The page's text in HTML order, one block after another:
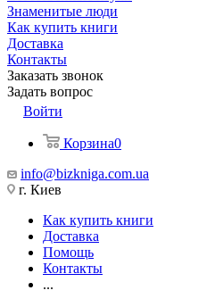
Знаменитые люди
Как купить книги
Доставка
Контакты
Заказать звонок
Задать вопрос
Войти
Корзина0
info@bizkniga.com.ua
г. Киев
Как купить книги
Доставка
Помощь
Контакты
...